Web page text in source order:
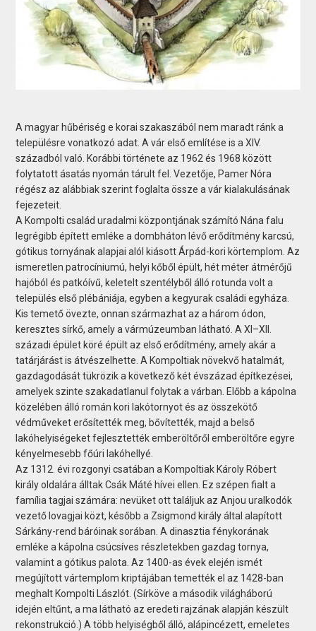
A magyar hűbériség e korai szakaszából nem maradt ránk a
településre vonatkozó adat. A vár első említése is a XIV.
századból való. Korábbi története az 1962 és 1968 között
folytatott ásatás nyomán tárult fel. Vezetője, Pamer Nóra
régész az alábbiak szerint foglalta össze a vár kialakulásának
fejezeteit.
A Kompolti család uradalmi központjának számító Nána falu
legrégibb épített emléke a dombháton lévő erődítmény karcsú,
gótikus tornyának alapjai alól kiásott Árpád-kori körtemplom. Az
ismeretlen patrocíniumú, helyi kőből épült, hét méter átmérőjű
hajóból és patkóívű, keletelt szentélyből álló rotunda volt a
település első plébániája, egyben a kegyurak családi egyháza.
Kis temető övezte, onnan származhat az a három ódon,
keresztes sírkő, amely a vármúzeumban látható. A XI–XII.
századi épület köré épült az első erődítmény, amely akár a
tatárjárást is átvészelhette. A Kompoltiak növekvő hatalmát,
gazdagodását tükrözik a következő két évszázad építkezései,
amelyek szinte szakadatlanul folytak a várban. Előbb a kápolna
közelében álló román kori lakótornyot és az összekötő
védműveket erősítették meg, bővítették, majd a belső
lakóhelyiségeket fejlesztették emberöltőről emberöltőre egyre
kényelmesebb főúri lakóhellyé.
Az 1312. évi rozgonyi csatában a Kompoltiak Károly Róbert
király oldalára álltak Csák Máté hívei ellen. Ez szépen fialt a
família tagjai számára: nevüket ott találjuk az Anjou uralkodók
vezető lovagjai közt, később a Zsigmond király által alapított
Sárkány-rend báróinak sorában. A dinasztia fénykorának
emléke a kápolna csúcsíves részletekben gazdag tornya,
valamint a gótikus palota. Az 1400-as évek elején ismét
megújított vártemplom kriptájában temették el az 1428-ban
meghalt Kompolti Lászlót. (Sírköve a második világháború
idején eltűnt, a ma látható az eredeti rajzának alapján készült
rekonstrukció.) A több helyiségből álló, alápincézett, emeletes